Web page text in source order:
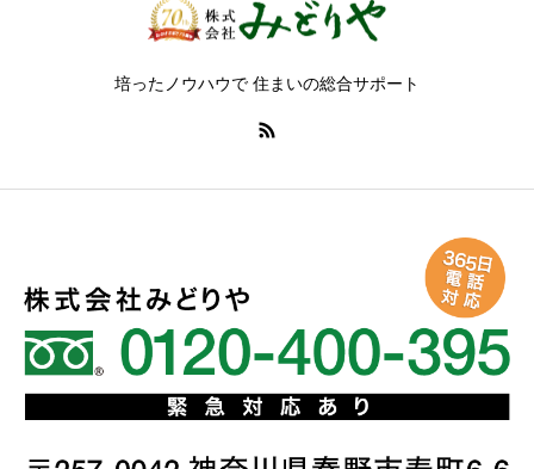
培ったノウハウで 住まいの総合サポート